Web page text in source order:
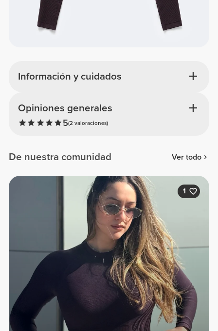
Información y cuidados
Opiniones generales
5(2 valoraciones)
De nuestra comunidad Ver todo
1